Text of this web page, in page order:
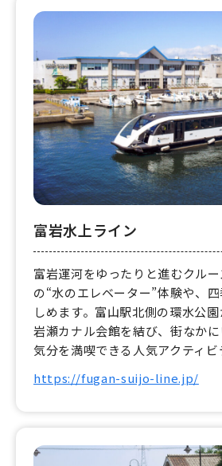
富岩水上ライン
富岩運河をゆったりと進むクル
の“水のエレベーター”体験や、
しめます。富山駅北側の環水公
岩瀬カナル会館を結び、街なか
気分を満喫できる人気アクティビ
https://fugan-suijo-line.jp/